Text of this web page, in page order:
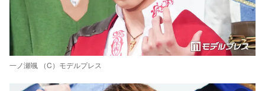
一ノ瀬颯 （C）モデルプレス